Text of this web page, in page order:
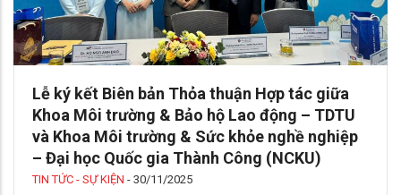
Lễ ký kết Biên bản Thỏa thuận Hợp tác giữa
Khoa Môi trường & Bảo hộ Lao động – TDTU
và Khoa Môi trường & Sức khỏe nghề nghiệp
– Đại học Quốc gia Thành Công (NCKU)
TIN TỨC - SỰ KIỆN - 30/11/2025